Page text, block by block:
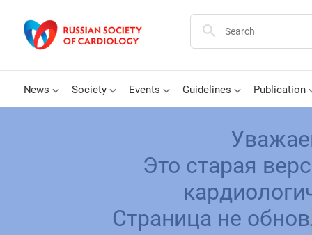
News Society Events Guidelines Publication
Это старая
Страница не